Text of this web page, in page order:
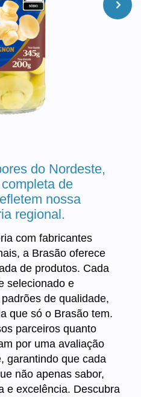
do Nordeste,
de
nossa
regional.
com fabricantes
a Brasão oferece
de produtos. Cada
selecionado e
de qualidade,
que só o Brasão tem.
parceiros quanto
por uma avaliação
garantindo que cada
não apenas sabor,
e excelência. Descubra